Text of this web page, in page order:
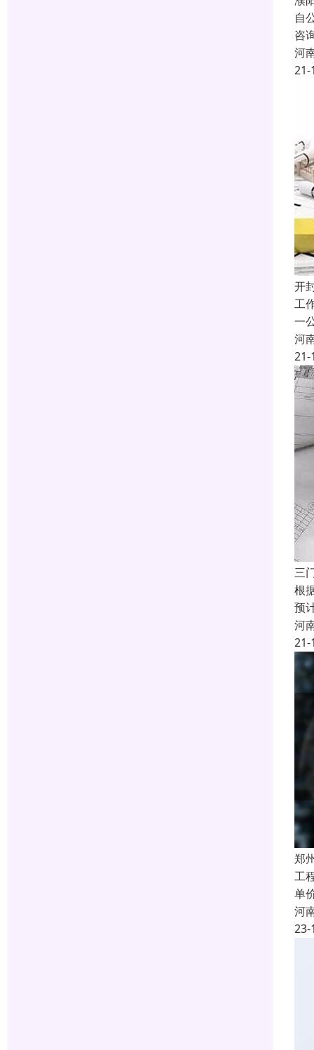
自
咨
河
21-
开
工
一
河
21-
三
根
预
河
21-
郑
工
单
河
23-